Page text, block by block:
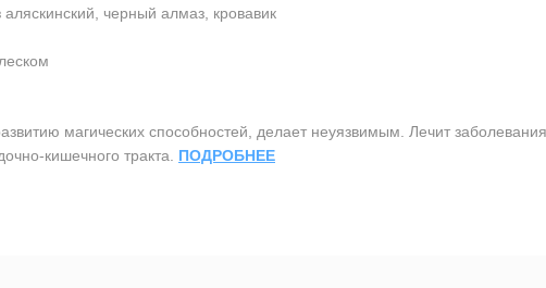
аляскинский, черный алмаз, кровавик
магических способностей, делает неуязвимым. Лечит
кишечного тракта. ПОДРОБНЕЕ